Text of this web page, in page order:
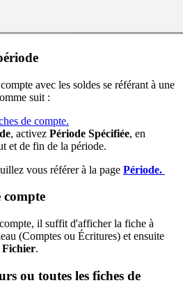
avec les soldes se référant à une
suit :
de compte.
, activez Période Spécifiée, en
et de fin de la période.
vous référer à la page Période.
compte
il suffit d'afficher la fiche à
(Comptes ou Écritures) et ensuite
Fichier.
ou toutes les fiches de